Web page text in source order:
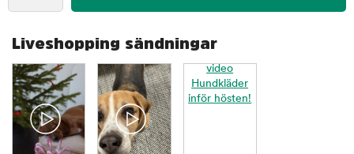
Liveshopping sändningar